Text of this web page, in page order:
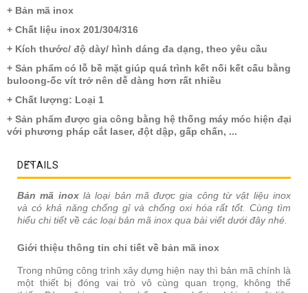
+ Bản mã inox
+ Chất liệu inox 201/304/316
+ Kích thước/ độ dày/ hình dáng đa dạng, theo yêu cầu
+ Sản phẩm có lỗ bề mặt giúp quá trình kết nối kết cấu bằng
buloong-ốc vít trở nên dễ dàng hơn rất nhiều
+ Chất lượng: Loại 1
+ Sản phẩm được gia công bằng hệ thống máy móc hiện đại
với phương pháp cắt laser, đột dập, gấp chấn, ...
DETAILS
Bản mã inoxlà loại bản mã được gia công từ vật liệu inox
và có khả năng chống gỉ và chống oxi hóa rất tốt. Cùng tìm
hiểu chi tiết về các loại bản mã inox qua bài viết dưới đây nhé.
Giới thiệu thông tin chi tiết về bản mã inox
Trong những công trình xây dựng hiện nay thì bản mã chính là
một thiết bị đóng vai trò vô cùng quan trọng, không thể